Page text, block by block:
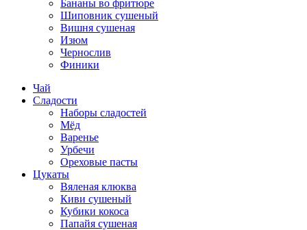
Бананы во фритюре
Шиповник сушеный
Вишня сушеная
Изюм
Чернослив
Финики
Чай
Сладости
Наборы сладостей
Мёд
Варенье
Урбечи
Ореховые пасты
Цукаты
Вяленая клюква
Киви сушеный
Кубики кокоса
Папайя сушеная